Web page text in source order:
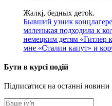
Жалкj, бедных детok.
Бывший узник
маленькая подходила к
немецким детям «Гитлер
мне «Сталин капут» и
Бути в курсі подій
Підписатися на останні новини